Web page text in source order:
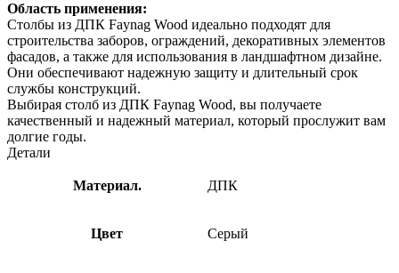
Область применения:
Столбы из ДПК Faynag Wood идеально подходят для
строительства заборов, ограждений, декоративных элементов
фасадов, а также для использования в ландшафтном дизайне.
Они обеспечивают надежную защиту и длительный срок
службы конструкций.
Выбирая столб из ДПК Faynag Wood, вы получаете
качественный и надежный материал, который прослужит вам
долгие годы.
Детали
Материал. ДПК
Цвет Серый